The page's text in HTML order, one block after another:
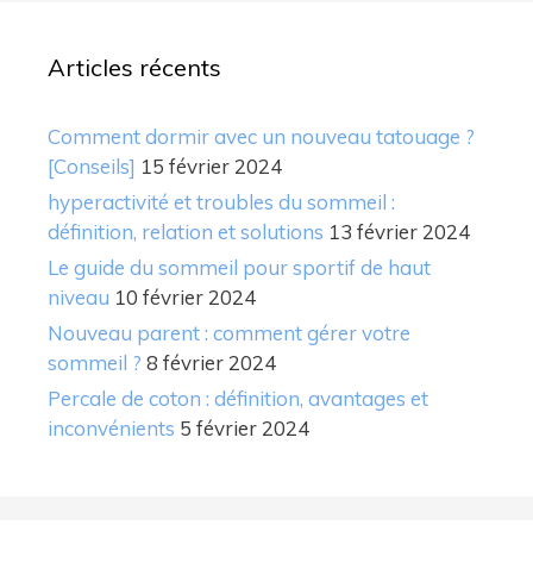
Articles récents
Comment dormir avec un nouveau tatouage ?
[Conseils] 15 février 2024
hyperactivité et troubles du sommeil :
définition, relation et solutions 13 février 2024
Le guide du sommeil pour sportif de haut
niveau 10 février 2024
Nouveau parent : comment gérer votre
sommeil ? 8 février 2024
Percale de coton : définition, avantages et
inconvénients 5 février 2024